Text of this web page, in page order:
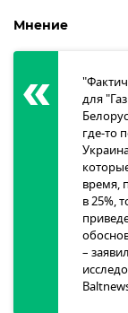
Мнение
для
где-то
время,
в 25%,
–